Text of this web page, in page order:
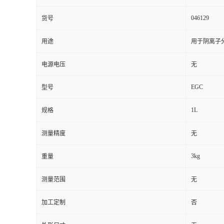
货号 046129
用途 用于阴离子
电源电压 无
型号 EGC
规格 1L
测量精度 无
重量 3kg
测量范围 无
加工定制 否